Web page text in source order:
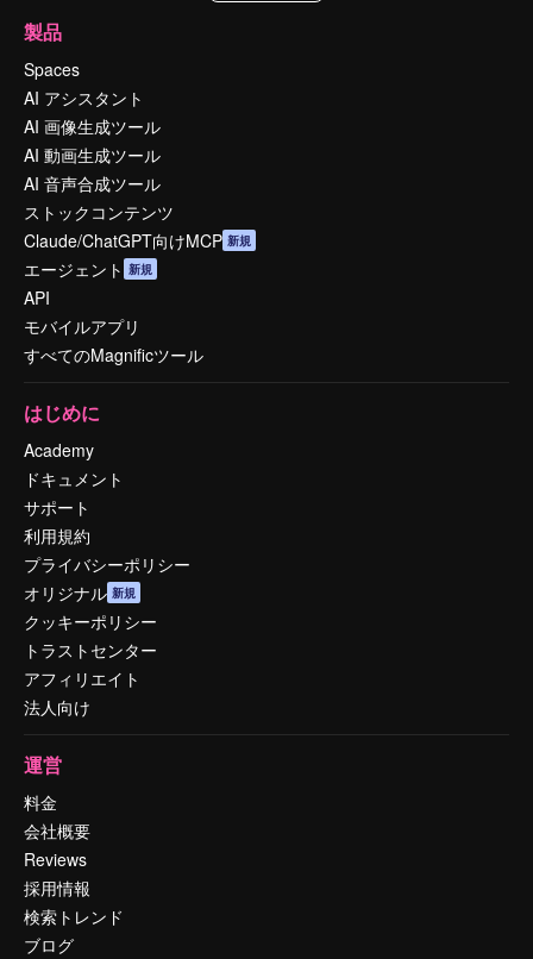
製品
Spaces
AI アシスタント
AI 画像生成ツール
AI 動画生成ツール
AI 音声合成ツール
ストックコンテンツ
Claude/ChatGPT向けMCP 新規
エージェント 新規
API
モバイルアプリ
すべてのMagnificツール
はじめに
Academy
ドキュメント
サポート
利用規約
プライバシーポリシー
オリジナル 新規
クッキーポリシー
トラストセンター
アフィリエイト
法人向け
運営
料金
会社概要
Reviews
採用情報
検索トレンド
ブログ